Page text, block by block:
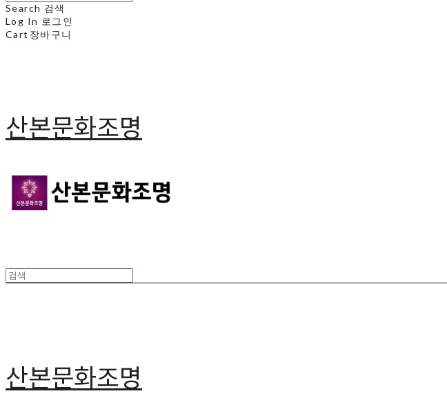
Search 검색
Log In 로그인
Cart 장바구니
산본문화조명
산본문화조명